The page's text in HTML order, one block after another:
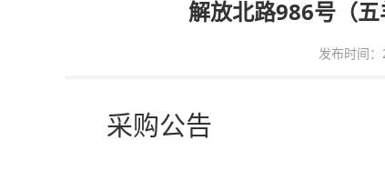
解放北路986号（
发布时间
采购公告